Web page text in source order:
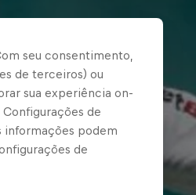
seu consentimento,
de terceiros) ou
sua experiência on-
de
informações podem
de